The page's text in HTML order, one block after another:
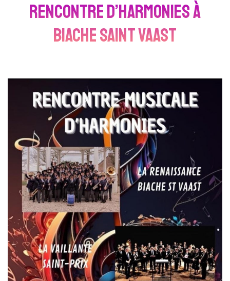
RENCONTRE d’Harmonies à
Biache Saint Vaast